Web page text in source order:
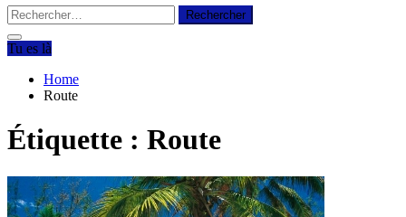
Rechercher :
Tu es là
Home
Route
Étiquette : Route